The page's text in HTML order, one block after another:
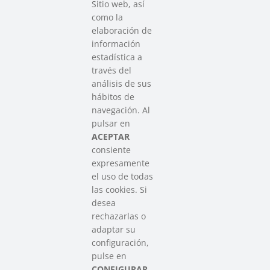
SAREEN SAREA
Asociación que agrupa a las redes
del Tercer Sector Social en Euskadi
Contacto
info@sareensarea.eu
Iparraguirre, 9 lonja – 48009 Bilbao
946 569 230
Colabora
Sitio web, así
como la
elaboración de
información
estadística a
través del
análisis de sus
hábitos de
navegación. Al
pulsar en
ACEPTAR
consiente
expresamente
el uso de todas
las cookies. Si
desea
rechazarlas o
adaptar su
configuración,
pulse en